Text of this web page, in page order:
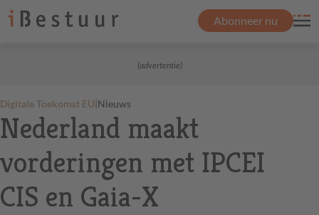
Abonneer nu
(advertentie)
Digitale Toekomst EU|Nieuws
Nederland maakt
vorderingen met IPCEI
CIS en Gaia-X